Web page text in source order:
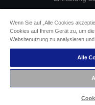
Epson
Copyright
Wenn Sie auf „Alle Cookies
Cookies auf Ihrem Gerät zu, um
Websitenutzung zu analysieren
Alle